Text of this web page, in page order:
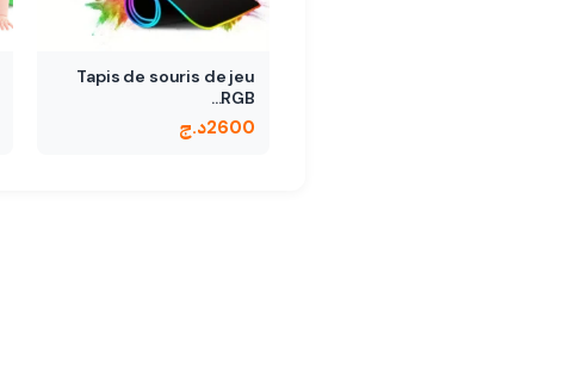
Tapis de souris de jeu
RGB…
2600د.ج